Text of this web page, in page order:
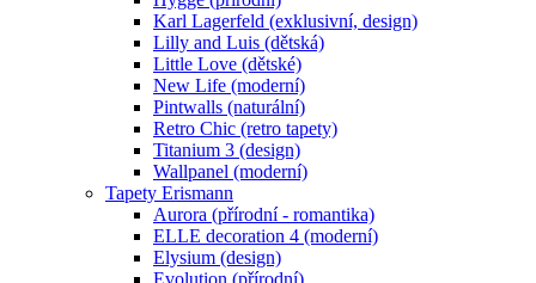
Karl Lagerfeld (exklusivní, design)
Lilly and Luis (dětská)
Little Love (dětské)
New Life (moderní)
Pintwalls (naturální)
Retro Chic (retro tapety)
Titanium 3 (design)
Wallpanel (moderní)
Tapety Erismann
Aurora (přírodní - romantika)
ELLE decoration 4 (moderní)
Elysium (design)
Evolution (přírodní)